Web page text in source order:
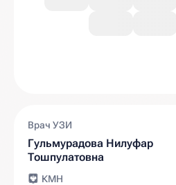
Врач УЗИ
Гульмурадова Нилуфар
Тошпулатовна
КМН